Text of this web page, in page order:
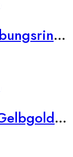
750er Weissgold Verlobungsring mit 0,55ct, Princess Cut & Brillantkranz, Size 54
585er Verlobungsring Gelbgold 0,15 ct.